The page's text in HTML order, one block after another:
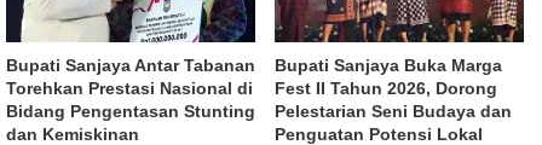
Bupati Sanjaya Antar Tabanan
Torehkan Prestasi Nasional di
Bidang Pengentasan Stunting
dan Kemiskinan
Bupati Sanjaya Buka Marga
Fest II Tahun 2026, Dorong
Pelestarian Seni Budaya dan
Penguatan Potensi Lokal